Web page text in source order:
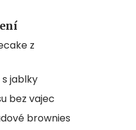
z
jablky
bez vajec
brownies